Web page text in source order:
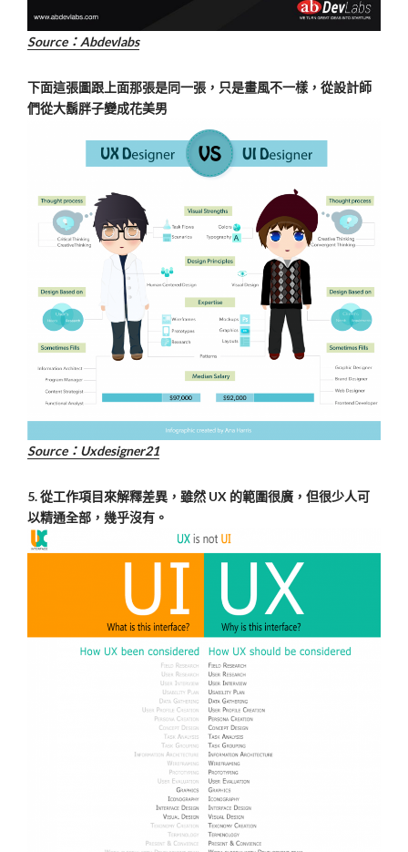
Source：Abdevlabs
下面這張圖跟上面那張是同一張，只是畫風不一樣，從設計師
們從大鬍胖子變成花美男
Source：Uxdesigner21
5. 從工作項目來解釋差異，雖然 UX 的範圍很廣，但很少人可
以精通全部，幾乎沒有。